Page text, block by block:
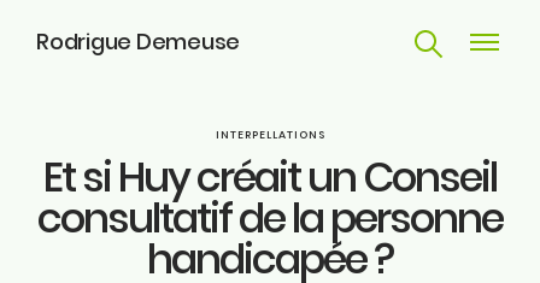
Rodrigue Demeuse
Parcours
Engagements
INTERPELLATIONS
Et si Huy créait un Conseil
consultatif de la personne
handicapée ?